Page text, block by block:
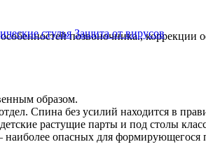
стулья Защита от вирусов
позвоночника.,
образом.
Спина без усилий находится в
растущие парты и под столы
наиболее опасных для формирующегося